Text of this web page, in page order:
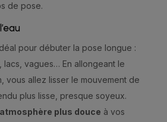
de pose.
pour débuter la pose longue :
lacs, vagues… En allongeant le
vous allez lisser le mouvement de
plus lisse, presque soyeux.
plus douce à vos